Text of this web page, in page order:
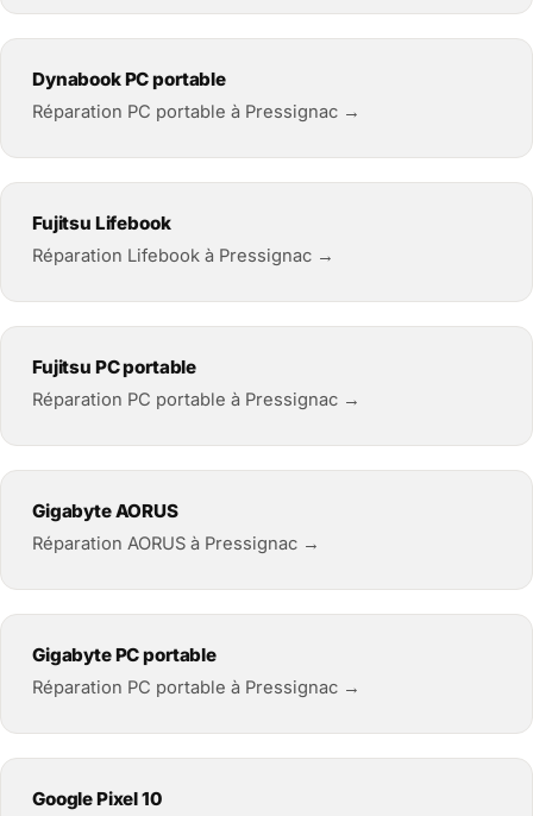
Dynabook PC portable
Réparation PC portable à Pressignac →
Fujitsu Lifebook
Réparation Lifebook à Pressignac →
Fujitsu PC portable
Réparation PC portable à Pressignac →
Gigabyte AORUS
Réparation AORUS à Pressignac →
Gigabyte PC portable
Réparation PC portable à Pressignac →
Google Pixel 10